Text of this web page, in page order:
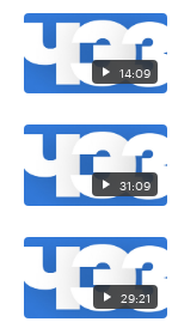
14:09
31:09
29:21